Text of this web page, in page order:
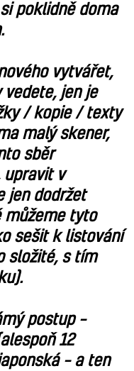
poklidně doma
vytvářet,
jen je
/ kopie / texty
malý skener,
sběr
v
jen dodržet
tyto
sešit k listování
složité, s tím
postup –
12
– a ten